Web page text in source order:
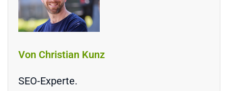
Von Christian Kunz
SEO-Experte.